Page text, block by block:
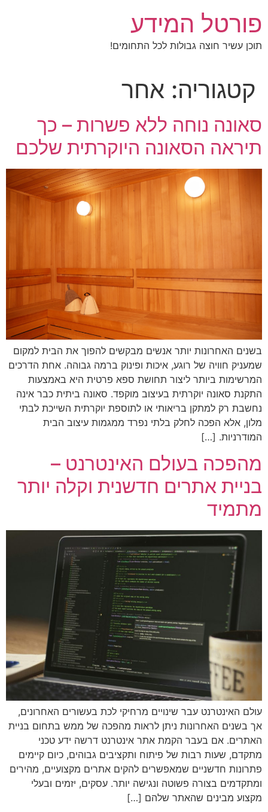
לתוכן
פורטל המידע
תוכן עשיר חוצה גבולות לכל התחומים!
קטגוריה: אחר
סאונה נוחה ללא פשרות – כך
תיראה הסאונה היוקרתית שלכם
בשנים האחרונות יותר אנשים מבקשים להפוך את הבית למקום
שמעניק חוויה של רוגע, איכות ופינוק ברמה גבוהה. אחת הדרכים
המרשימות ביותר ליצור תחושת ספא פרטית היא באמצעות
התקנת סאונה יוקרתית בעיצוב מוקפד. סאונה ביתית כבר אינה
נחשבת רק למתקן בריאותי או לתוספת יוקרתית השייכת לבתי
מלון, אלא הפכה לחלק בלתי נפרד ממגמות עיצוב הבית
המודרניות. […]
מהפכה בעולם האינטרנט –
בניית אתרים חדשנית וקלה יותר
מתמיד
עולם האינטרנט עבר שינויים מרחיקי לכת בעשורים האחרונים,
אך בשנים האחרונות ניתן לראות מהפכה של ממש בתחום בניית
האתרים. אם בעבר הקמת אתר אינטרנט דרשה ידע טכני
מתקדם, שעות רבות של פיתוח ותקציבים גבוהים, כיום קיימים
פתרונות חדשניים שמאפשרים להקים אתרים מקצועיים, מהירים
ומתקדמים בצורה פשוטה ונגישה יותר. עסקים, יזמים ובעלי
מקצוע מבינים שהאתר שלהם […]